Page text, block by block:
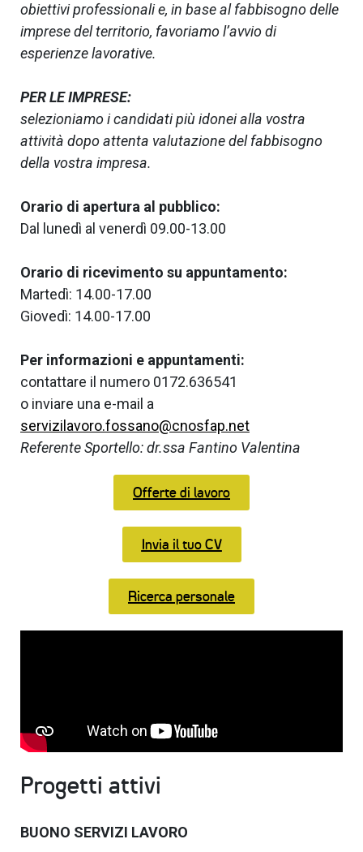
CORSI
PROFESSIONALI
IL
ORIENTAMENTO
E
ACCREDITAMENTO
OPEN
obiettivi professionalie, in base al fabbisogno delle
imprese del territorio, favoriamo l’avvio di
esperienze lavorative.
PER LE IMPRESE:
selezioniamo i candidati più idonei alla vostra
attività dopo attenta valutazione del fabbisogno
della vostra impresa.
Orario di apertura al pubblico:
Dal lunedì al venerdì 09.00-13.00
Orario di ricevimento su appuntamento:
Martedì: 14.00-17.00
Giovedì: 14.00-17.00
Per informazioni e appuntamenti:
contattare il numero 0172.636541
o inviare una e-mail a
servizilavoro.fossano@cnosfap.net
Referente Sportello: dr.ssa Fantino Valentina
Offerte di lavoro
Invia il tuo CV
Ricerca personale
Progetti attivi
BUONO SERVIZI LAVORO